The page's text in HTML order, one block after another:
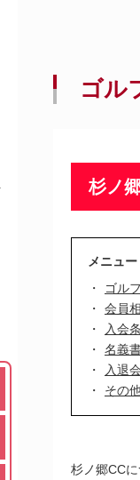
ゴル
杉ノ
メニュー
ゴル
会員
入会
名義
入退
その
杉ノ郷CC